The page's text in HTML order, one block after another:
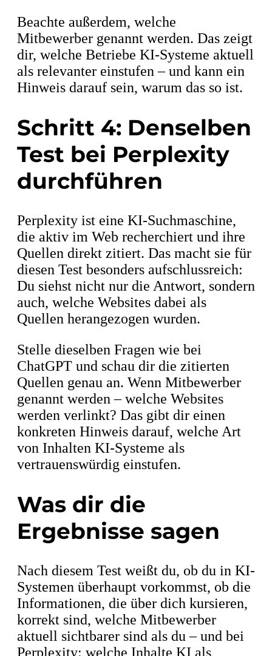
Beachte außerdem, welche
Mitbewerber genannt werden. Das zeigt
dir, welche Betriebe KI-Systeme aktuell
als relevanter einstufen – und kann ein
Hinweis darauf sein, warum das so ist.
Schritt 4: Denselben
Test bei Perplexity
durchführen
Perplexity ist eine KI-Suchmaschine,
die aktiv im Web recherchiert und ihre
Quellen direkt zitiert. Das macht sie für
diesen Test besonders aufschlussreich:
Du siehst nicht nur die Antwort, sondern
auch, welche Websites dabei als
Quellen herangezogen wurden.
Stelle dieselben Fragen wie bei
ChatGPT und schau dir die zitierten
Quellen genau an. Wenn Mitbewerber
genannt werden – welche Websites
werden verlinkt? Das gibt dir einen
konkreten Hinweis darauf, welche Art
von Inhalten KI-Systeme als
vertrauenswürdig einstufen.
Was dir die
Ergebnisse sagen
Nach diesem Test weißt du, ob du in KI-
Systemen überhaupt vorkommst, ob die
Informationen, die über dich kursieren,
korrekt sind, welche Mitbewerber
aktuell sichtbarer sind als du – und bei
Perplexity: welche Inhalte KI als